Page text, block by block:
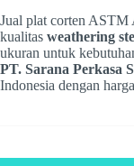
Jual plat corten ASTM
kualitas weathering
ukuran untuk
PT. Sarana Perkasa
Indonesia dengan